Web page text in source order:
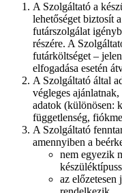
A Szolgáltató a
lehetőséget biztosít
futárszolgálat
részére. A
futárköltséget –
elfogadása esetén
A Szolgáltató által
végleges
adatok (különösen:
függetlenség,
A Szolgáltató
amennyiben a
nem egyezik
az